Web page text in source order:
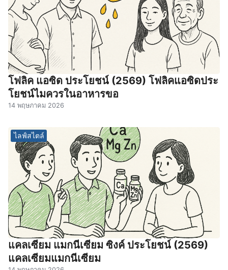
โฟลิค แอซิด ประโยชน์ (2569) โฟลิคแอซิดประ
โยชน์ไมควรในอาหารขอ
14 พฤษภาคม 2026
ไลฟ์สไตล์
แคลเซียม แมกนีเซียม ซิงค์ ประโยชน์ (2569)
แคลเซียมแมกนีเซียม